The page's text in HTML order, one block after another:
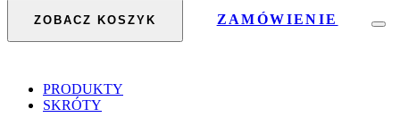
ZOBACZ KOSZYK ZAMÓWIENIE
PRODUKTY
SKRÓTY